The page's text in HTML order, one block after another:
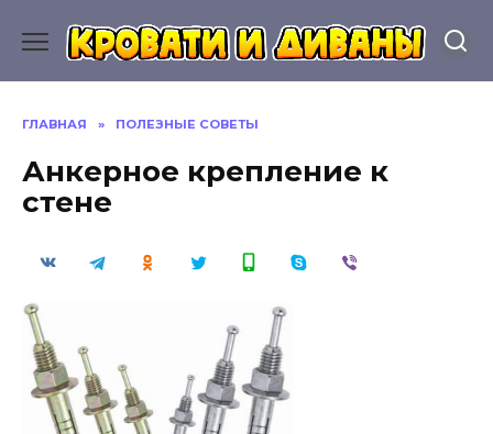
содержанию
ГЛАВНАЯ » ПОЛЕЗНЫЕ СОВЕТЫ
Анкерное крепление к
стене